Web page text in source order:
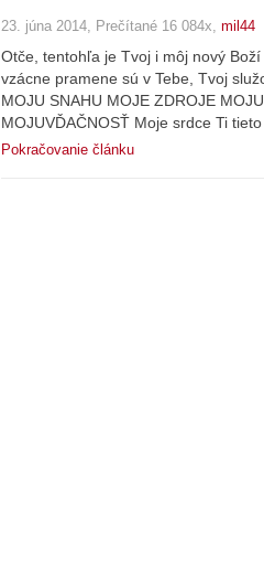
23. júna 2014, Prečítané 16 084x, mil44
Otče, tentohľa je Tvoj i môj nový
vzácne pramene sú v Tebe, Tvoj
MOJU SNAHU MOJE ZDROJE
MOJUVĎAČNOSŤ Moje srdce Ti
Pokračovanie článku